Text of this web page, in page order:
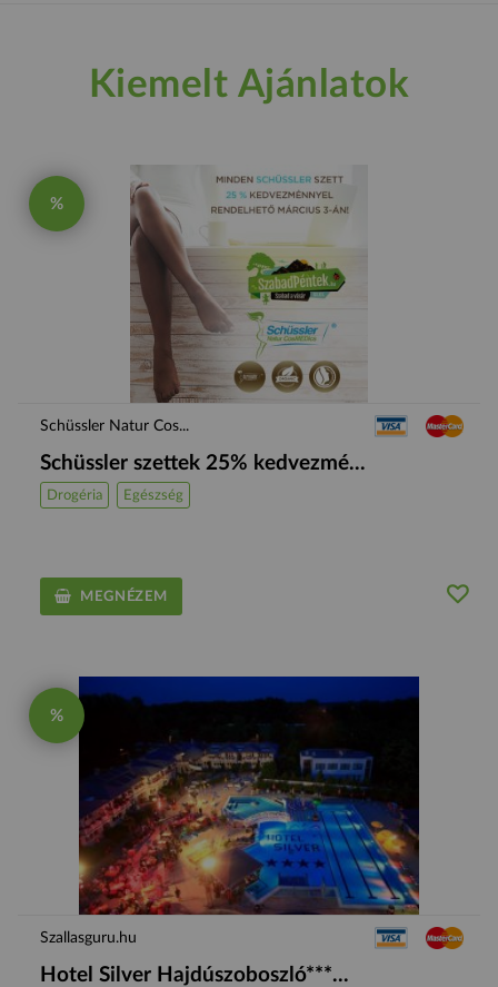
Kiemelt Ajánlatok
%
Schüssler Natur Cos...
Schüssler szettek 25% kedvezmé...
Drogéria Egészség
MEGNÉZEM
%
Szallasguru.hu
Hotel Silver Hajdúszoboszló***...